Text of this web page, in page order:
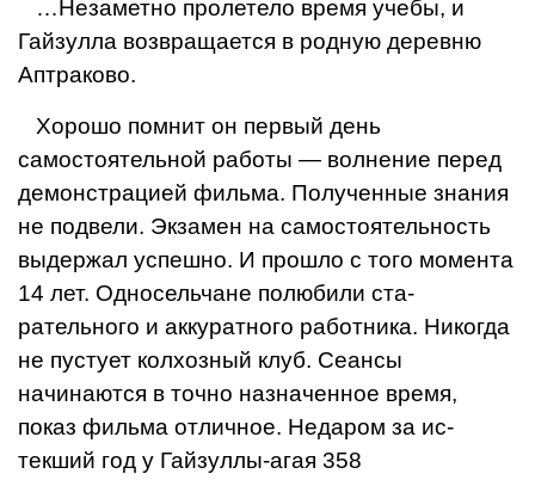
…Незаметно пролетело время учебы, и
Гайзулла возвращается в родную де­ревню
Аптраково.
Хорошо помнит он первый день
самостоятельной работы — волнение перед
демон­страцией фильма. Получен­ные знания
не подвели. Эк­замен на самостоятельность
выдержал успешно. И про­шло с того момента
14 лет. Односельчане полюбили ста­
рательного и аккуратного работника. Никогда
не пу­стует колхозный клуб. Сеан­сы
начинаются в точно на­значенное время,
показ филь­ма отличное. Недаром за ис­
текший год у Гайзуллы-агая 358